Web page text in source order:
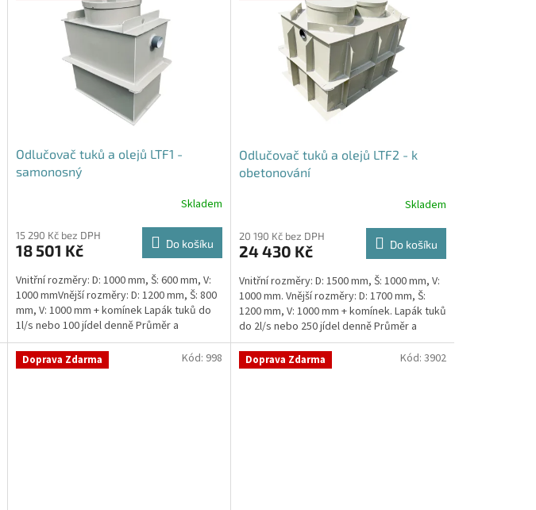
Odlučovač tuků a olejů LTF1 -
samonosný
produktu
je
z
5
hvězdiček.
Skladem
15 290 Kč bez DPH
18 501 Kč Do košíku
Vnitřní rozměry: D: 1000 mm, Š: 600 mm, V:
1000 mmVnější rozměry: D: 1200 mm, Š: 800
mm, V: 1000 mm + komínek Lapák tuků do
1l/s nebo 100 jídel denně Průměr a
umístění...
Odlučovač tuků a olejů LTF2 - k
obetonování
Skladem
20 190 Kč bez DPH
24 430 Kč Do košíku
Vnitřní rozměry: D: 1500 mm, Š: 1000 mm, V:
1000 mm. Vnější rozměry: D: 1700 mm, Š:
1200 mm, V: 1000 mm + komínek. Lapák tuků
do 2l/s nebo 250 jídel denně Průměr a
umístění...
Doprava Zdarma Kód: 998 Doprava Zdarma Kód: 3902